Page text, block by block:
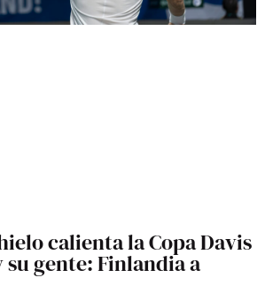
calienta la Copa Davis
su gente: Finlandia a